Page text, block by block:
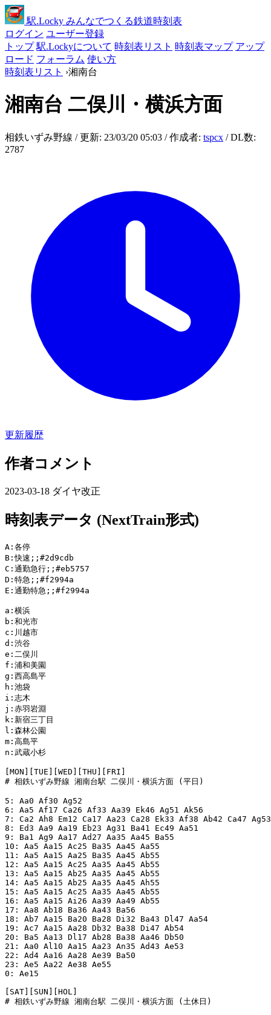
駅.Locky みんなでつくる鉄道時刻表
ログイン ユーザー登録
トップ 駅.Lockyについて 時刻表リスト 時刻表マップ アップ
ロード フォーラム 使い方
時刻表リスト ›湘南台
湘南台 二俣川・横浜方面
相鉄いずみ野線 / 更新: 23/03/20 05:03 / 作成者: tspcx / DL数:
2787
更新履歴
作者コメント
2023-03-18 ダイヤ改正
時刻表データ (NextTrain形式)
A:各停
B:快速;;#2d9cdb
C:通勤急行;;#eb5757
D:特急;;#f2994a
E:通勤特急;;#f2994a
a:横浜
b:和光市
c:川越市
d:渋谷
e:二俣川
f:浦和美園
g:西高島平
h:池袋
i:志木
j:赤羽岩淵
k:新宿三丁目
l:森林公園
m:高島平
n:武蔵小杉
[MON][TUE][WED][THU][FRI]
# 相鉄いずみ野線 湘南台駅 二俣川・横浜方面 (平日)
5: Aa0 Af30 Ag52
6: Aa5 Af17 Ca26 Af33 Aa39 Ek46 Ag51 Ak56
7: Ca2 Ah8 Em12 Ca17 Aa23 Ca28 Ek33 Af38 Ab42 Ca47
8: Ed3 Aa9 Aa19 Eb23 Ag31 Ba41 Ec49 Aa51
9: Ba1 Ag9 Aa17 Ad27 Aa35 Aa45 Ba55
10: Aa5 Aa15 Ac25 Ba35 Aa45 Aa55
11: Aa5 Aa15 Aa25 Ba35 Aa45 Ab55
12: Aa5 Aa15 Ac25 Aa35 Aa45 Ab55
13: Aa5 Aa15 Ab25 Aa35 Aa45 Ab55
14: Aa5 Aa15 Ab25 Aa35 Aa45 Ah55
15: Aa5 Aa15 Ac25 Aa35 Aa45 Ab55
16: Aa5 Aa15 Ai26 Aa39 Aa49 Ab55
17: Aa8 Ab18 Ba36 Aa43 Ba56
18: Ab7 Aa15 Ba20 Ba28 Di32 Ba43 Dl47 Aa54
19: Ac7 Aa15 Aa28 Db32 Ba38 Di47 Ab54
20: Ba5 Aa13 Dl17 Ab28 Ba38 Aa46 Db50
21: Aa0 Al10 Aa15 Aa23 An35 Ad43 Ae53
22: Ad4 Aa16 Aa28 Ae39 Ba50
23: Ae5 Aa22 Ae38 Ae55
0: Ae15
[SAT][SUN][HOL]
# 相鉄いずみ野線 湘南台駅 二俣川・横浜方面 (土休日)